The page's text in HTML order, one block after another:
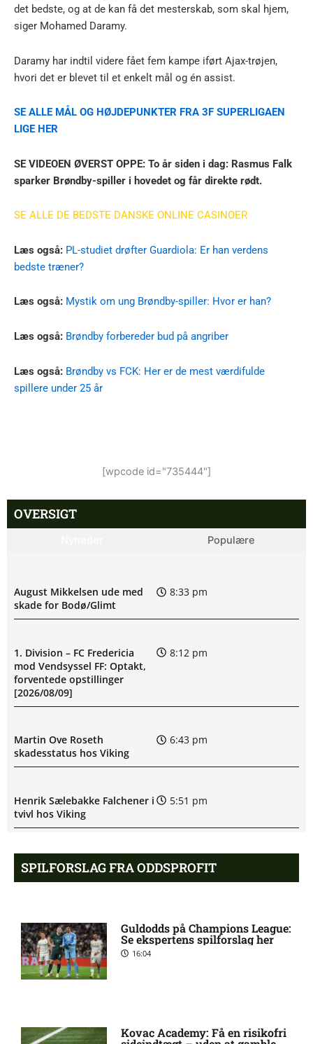
det bedste, og at de kan få det mesterskab, som skal hjem,
siger Mohamed Daramy.
Daramy har indtil videre fået fem kampe iført Ajax-trøjen,
hvori det er blevet til et enkelt mål og én assist.
SE ALLE MÅL OG HØJDEPUNKTER FRA 3F SUPERLIGAEN
LIGE HER
SE VIDEOEN ØVERST OPPE: To år siden i dag: Rasmus Falk
sparker Brøndby-spiller i hovedet og får direkte rødt.
SE ALLE DE BEDSTE DANSKE ONLINE CASINOER
Læs også: PL-studiet drøfter Guardiola: Er han verdens
bedste træner?
Læs også: Mystik om ung Brøndby-spiller: Hvor er han?
Læs også: Brøndby forbereder bud på angriber
Læs også: Brøndby vs FCK: Her er de mest værdifulde
spillere under 25 år
[wpcode id="735444"]
OVERSIGT
Populære
August Mikkelsen ude med
skade for Bodø/Glimt
8:33 pm
1. Division – FC Fredericia
mod Vendsyssel FF: Optakt,
forventede opstillinger
[2026/08/09]
8:12 pm
Martin Ove Roseth
skadesstatus hos Viking
6:43 pm
Henrik Sælebakke Falchener i
tvivl hos Viking
5:51 pm
Ibrahim Cissé skade: status
hos AIK Stockholm
4:39 pm
Charlie Steven Brian Pavey
skade: status hos AIK
Stockholm
4:07 pm
SPILFORSLAG FRA ODDSPROFIT
Guldodds på Champions League:
Se ekspertens spilforslag her
16:04
Kovac Academy: Få en risikofri